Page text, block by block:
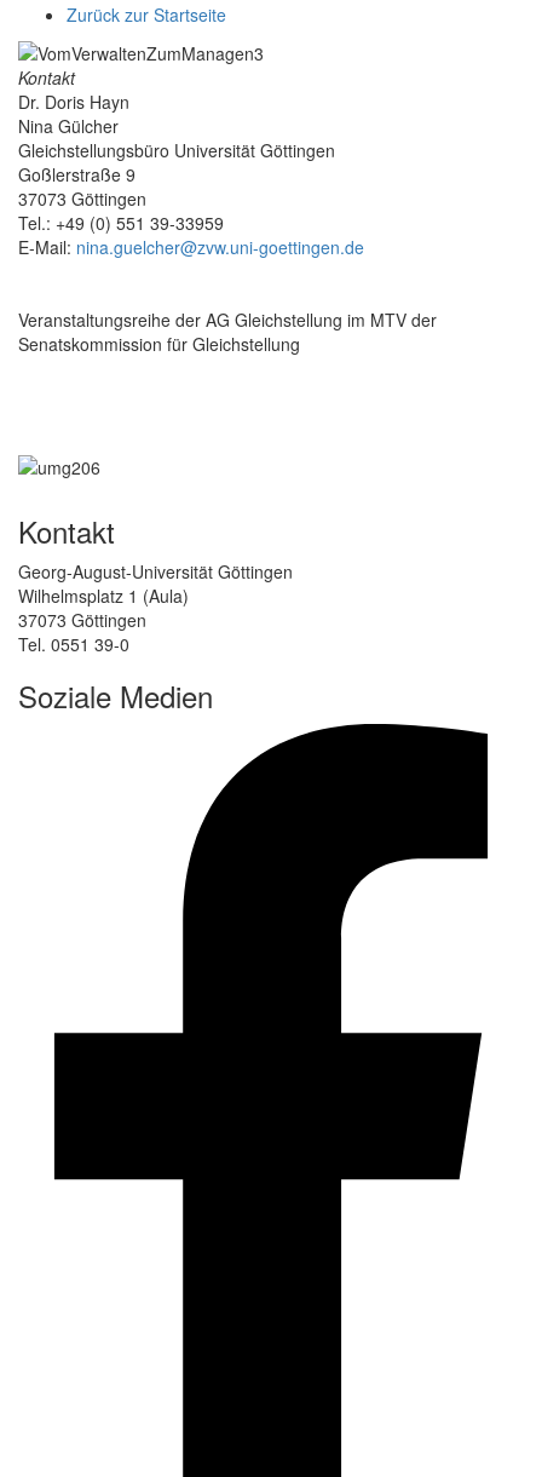
Zurück zur Startseite
Kontakt
Dr. Doris Hayn
Nina Gülcher
Gleichstellungsbüro Universität Göttingen
Goßlerstraße 9
37073 Göttingen
Tel.: +49 (0) 551 39-33959
E-Mail: nina.guelcher@zvw.uni-goettingen.de
Veranstaltungsreihe der AG Gleichstellung im MTV der
Senatskommission für Gleichstellung
Kontakt
Georg-August-Universität Göttingen
Wilhelmsplatz 1 (Aula)
37073 Göttingen
Tel. 0551 39-0
Soziale Medien